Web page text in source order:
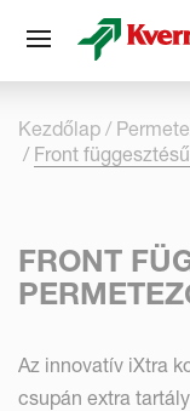
Kezdőlap
Front
FRONT
Az innovatív iXtra
csupán extra
Süti preferenciák